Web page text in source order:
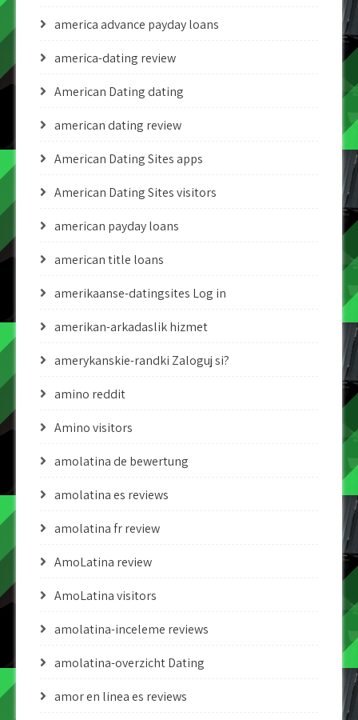
america advance payday loans
america-dating review
American Dating dating
american dating review
American Dating Sites apps
American Dating Sites visitors
american payday loans
american title loans
amerikaanse-datingsites Log in
amerikan-arkadaslik hizmet
amerykanskie-randki Zaloguj si?
amino reddit
Amino visitors
amolatina de bewertung
amolatina es reviews
amolatina fr review
AmoLatina review
AmoLatina visitors
amolatina-inceleme reviews
amolatina-overzicht Dating
amor en linea es reviews